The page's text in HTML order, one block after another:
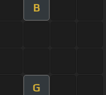
B
G